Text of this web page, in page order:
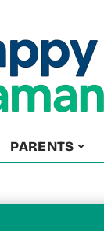
PARENTS